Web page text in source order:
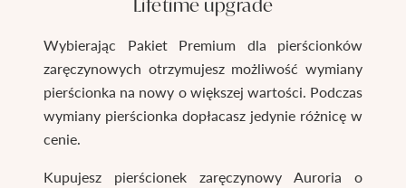
Lifetime upgrade
Wybierając Pakiet Premium dla pierścionków
zaręczynowych otrzymujesz możliwość wymiany
pierścionka na nowy o większej wartości. Podczas
wymiany pierścionka dopłacasz jedynie różnicę w
cenie.
Kupujesz pierścionek zaręczynowy Auroria o